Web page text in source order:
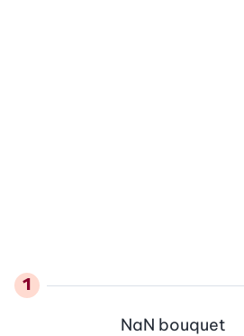
NaN bouquet